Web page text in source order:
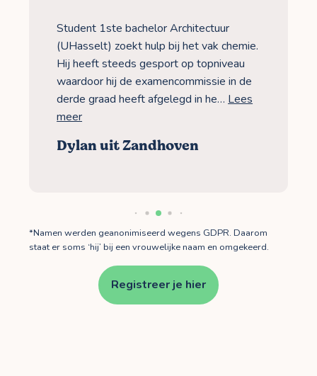
Student 1ste bachelor Architectuur
(UHasselt) zoekt hulp bij het vak chemie.
Hij heeft steeds gesport op topniveau
waardoor hij de examencommissie in de
derde graad heeft afgelegd in he… Lees
meer
Dylan uit Zandhoven
*Namen werden geanonimiseerd wegens GDPR. Daarom
staat er soms ‘hij’ bij een vrouwelijke naam en omgekeerd.
Registreer je hier